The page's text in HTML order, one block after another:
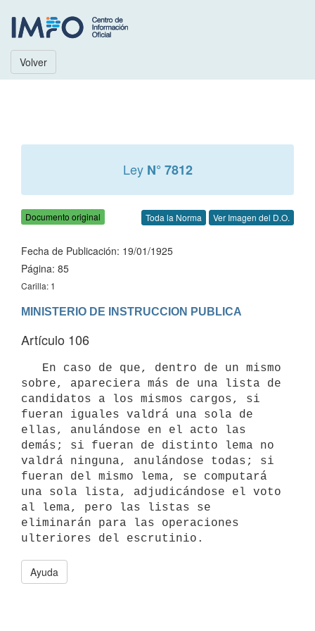
Volver
Ley N° 7812
Documento original Toda la Norma Ver Imagen del D.O.
Fecha de Publicación: 19/01/1925
Página: 85
Carilla: 1
MINISTERIO DE INSTRUCCION PUBLICA
Artículo 106
sobre, apareciera más de una lista de
candidatos a los mismos cargos, si
fueran iguales valdrá una sola de
ellas, anulándose en el acto las
demás; si fueran de distinto lema no
valdrá ninguna, anulándose todas; si
fueran del mismo lema, se computará
una sola lista, adjudicándose el voto
al lema, pero las listas se
eliminarán para las operaciones
ulteriores del escrutinio.
Ayuda